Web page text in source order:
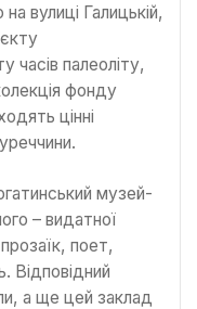
вулиці Галицькій,
палеоліту,
фонду
цінні
музей-
– видатної
поет,
Відповідний
а ще цей заклад